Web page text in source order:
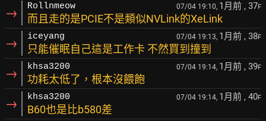
→ Rollnmeow 07/04 19:10, 1月前 , 37F
而且走的是PCIE不是類似NVLink的XeLink
→ iceyang 07/04 19:13, 1月前 , 38F
只能催眠自己這是工作卡 不然買到撞到
→ khsa3200 07/04 19:14, 1月前 , 39F
功耗太低了，根本沒餵飽
→ khsa3200 07/04 19:14, 1月前 , 40F
B60也是比b580差